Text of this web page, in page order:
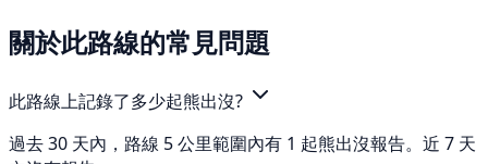
關於此路線的常見問題
此路線上記錄了多少起熊出沒?
過去 30 天內，路線 5 公里範圍內有 1 起熊出沒報告。近 7 天